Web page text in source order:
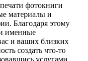
фотокниги
материалы и
Благодаря этому
именные
и ваших близких
создать что-то
услугами